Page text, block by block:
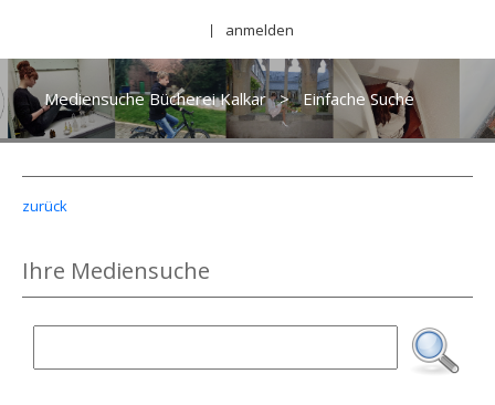
| anmelden
Mediensuche Bücherei Kalkar>Einfache Suche
zurück
Ihre Mediensuche